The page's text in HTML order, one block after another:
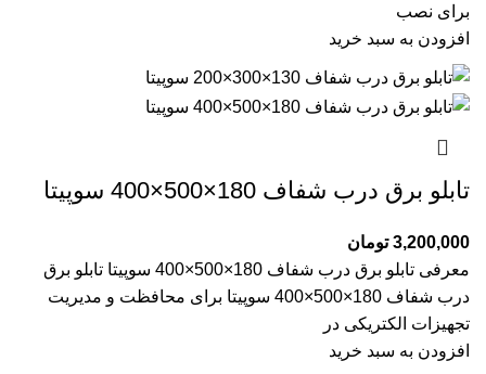
برای نصب
افزودن به سبد خرید
تابلو برق درب شفاف 180×500×400 سوپیتا
3,200,000 تومان
معرفی تابلو برق درب شفاف 180×500×400 سوپیتا تابلو برق
درب شفاف 180×500×400 سوپیتا برای محافظت و مدیریت
تجهیزات الکتریکی در
افزودن به سبد خرید